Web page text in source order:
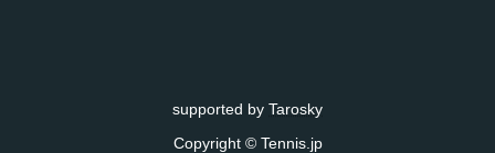
supported by Tarosky
Copyright © Tennis.jp